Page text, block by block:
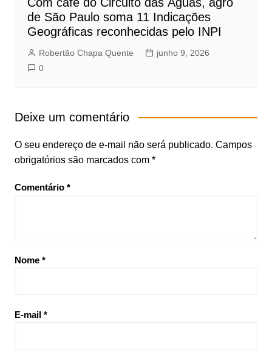
de São Paulo soma 11 Indicações
Geográficas reconhecidas pelo INPI
Robertão Chapa Quente
junho 9, 2026
0
Deixe um comentário
O seu endereço de e-mail não será publicado. Campos
obrigatórios são marcados com *
Comentário *
Nome *
E-mail *